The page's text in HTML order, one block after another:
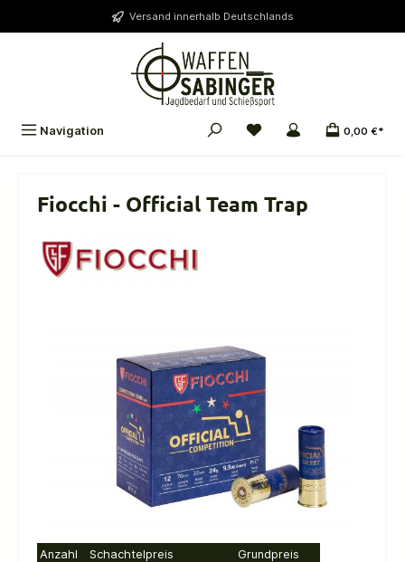
Versand innerhalb Deutschlands
Navigation 0,00 €*
Fiocchi - Official Team Trap
Anzahl Schachtelpreis Grundpreis